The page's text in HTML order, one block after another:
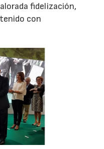
fidelización,
con